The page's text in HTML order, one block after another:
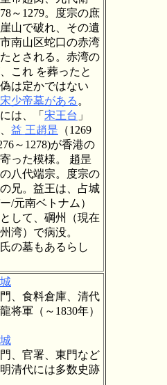
～1279。度宗の庶
山で破れ、その遺
南山区蛇口の赤湾
とされる。赤湾の
これ を葬ったと
は定かではない
少帝墓がある。
は、「 宋王台 」
益 王趙昰 （1269
～1278)が香港の
った模様。 趙昰
八代端宗。度宗の
兄。益王は、占城
/元南ベトナム）
して、碙州（現在
湾）で病没。
の墓もあるらし
食料倉庫、清代
将軍（～1830年）
官署、東門など
清代には多数史跡